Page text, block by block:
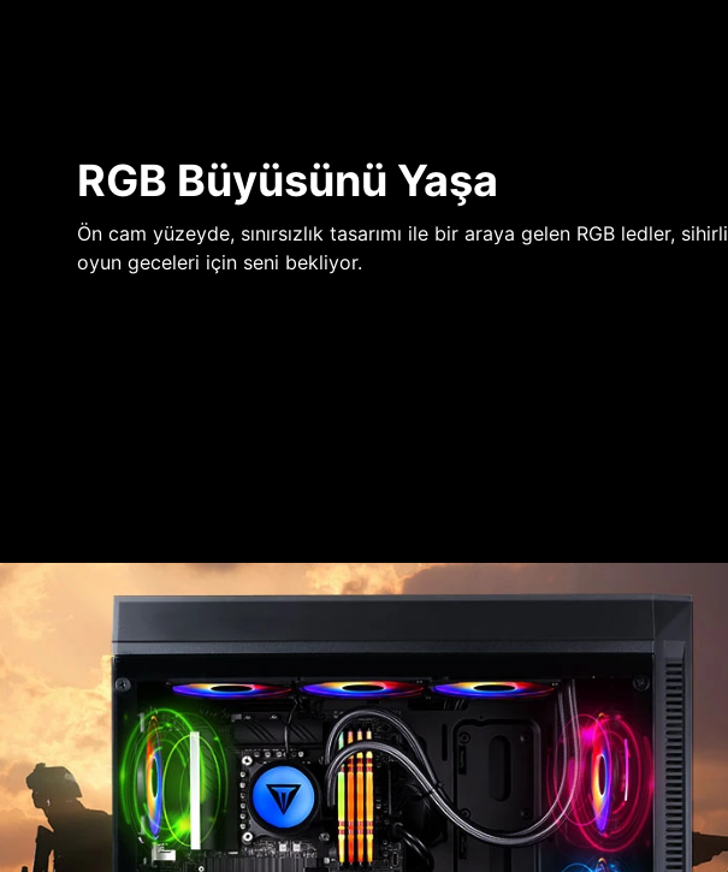
RGB Büyüsünü Yaşa
Ön cam yüzeyde, sınırsızlık tasarımı ile bir araya gelen RGB ledler, sihirli
oyun geceleri için seni bekliyor.